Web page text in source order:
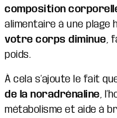
composition
alimentaire à une plage
votre corps diminue ,
poids.
À cela s’ajoute le fait
de la noradrénaline ,
métabolisme et aide à